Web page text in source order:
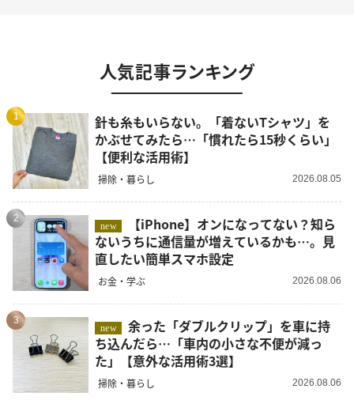
人気記事ランキング
1
針も糸もいらない。「着ないTシャツ」を
かぶせてみたら…「慣れたら15秒くらい」
【便利な活用術】
掃除・暮らし 2026.08.05
2
new
ないうちに通信量が増えているかも…。見
直したい簡単スマホ設定
お金・学ぶ 2026.08.06
3
new
余った「ダブルクリップ」を車に持
ち込んだら…「車内の小さな不便が減っ
た」【意外な活用術3選】
掃除・暮らし 2026.08.06